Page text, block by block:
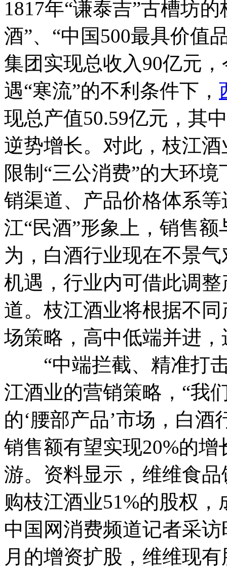
1817年“谦泰吉”古槽坊
酒”、“中国500最具价值
集团实现总收入90亿元
遇“寒流”的不利条件下，
现总产值50.59亿元，其
逆势增长。对此，枝江
限制“三公消费”的大环
销渠道、产品价格体系
江“民酒”形象上，销售
为，白酒行业现在不景
机遇，行业内可借此调
道。枝江酒业将根据不
场策略，高中低端并进
“中端拦截、精准打击
江酒业的营销策略，“我
的‘腰部产品’市场，白
销售额有望实现20%的
游。资料显示，维维食
购枝江酒业51%的股权
中国网消费频道记者采
月的增资扩股，维维现